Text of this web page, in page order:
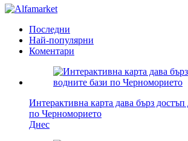
Последни
Най-популярни
Коментари
Интерактивна карта дава бърз достъп
по Черноморието
Днес